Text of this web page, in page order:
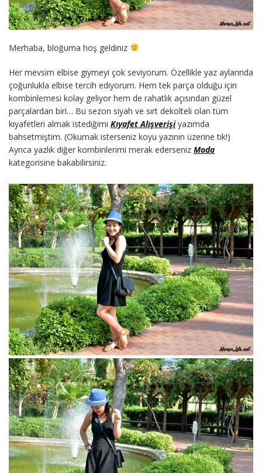
Merhaba, bloğuma hoş geldiniz
Her mevsim elbise giymeyi çok seviyorum. Özellikle yaz aylarında
çoğunlukla elbise tercih ediyorum. Hem tek parça olduğu için
kombinlemesi kolay geliyor hem de rahatlık açısından güzel
parçalardan biri… Bu sezon siyah ve sırt dekolteli olan tüm
kıyafetleri almak istediğimi Kıyafet Alışverişiyazımda
bahsetmiştim. (Okumak isterseniz koyu yazının üzerine tık!)
Ayrıca yazlık diğer kombinlerimi merak ederseniz Moda
kategorisine bakabilirsiniz.